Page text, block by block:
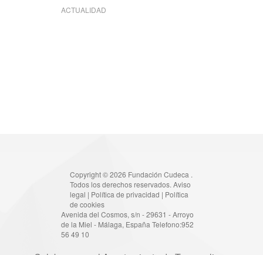
ACTUALIDAD
Copyright © 2026 Fundación Cudeca .
Todos los derechos reservados. Aviso
legal | Política de privacidad | Política
de cookies
Avenida del Cosmos, s/n - 29631 - Arroyo
de la Miel - Málaga, España Telefono:952
56 49 10